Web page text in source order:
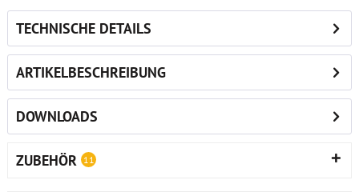
TECHNISCHE DETAILS
ARTIKELBESCHREIBUNG
DOWNLOADS
ZUBEHÖR 11